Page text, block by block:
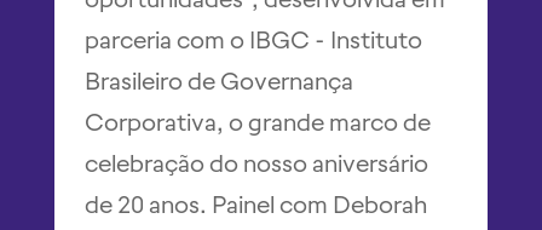
parceria com o IBGC - Instituto
Brasileiro de Governança
Corporativa, o grande marco de
celebração do nosso aniversário
de 20 anos. Painel com Deborah